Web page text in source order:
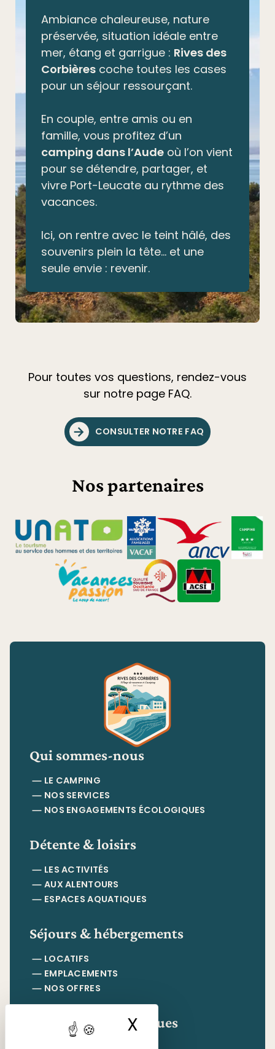
X Masquer le
Ambiance chaleureuse, nature
préservée, situation idéale entre
mer, étang et garrigue : Rives des
Corbièrescoche toutes les cases
pour un séjour ressourçant.
En couple, entre amis ou en
famille, vous profitez d’un
camping dans l’Audeoù l’on vient
pour se détendre, partager, et
vivre Port-Leucate au rythme des
vacances.
Ici, on rentre avec le teint hâlé, des
souvenirs plein la tête… et une
seule envie : revenir.
Pour toutes vos questions, rendez-vous
sur notre page FAQ.
CONSULTER NOTRE FAQ
Nos partenaires
Qui sommes-nous
LE CAMPING
NOS SERVICES
NOS ENGAGEMENTS ÉCOLOGIQUES
Détente & loisirs
LES ACTIVITÉS
AUX ALENTOURS
ESPACES AQUATIQUES
Séjours & hébergements
LOCATIFS
EMPLACEMENTS
NOS OFFRES
Informations pratiques